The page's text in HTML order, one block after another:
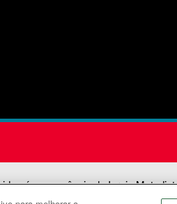
é uma agência da Igreja